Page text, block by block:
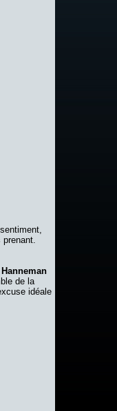
prenant.
de la
idéale